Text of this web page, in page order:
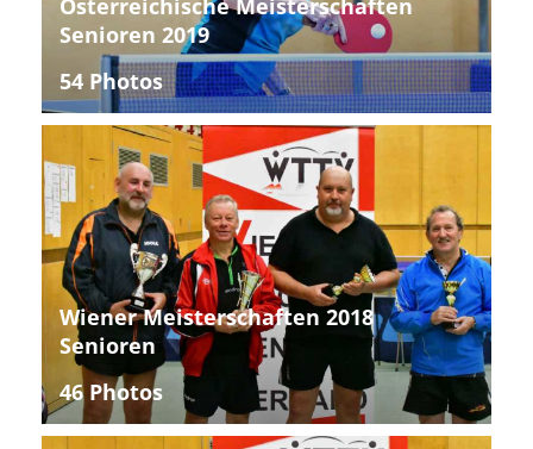
Senioren 2019
54 Photos
Wiener Meisterschaften 2018
Senioren
46 Photos